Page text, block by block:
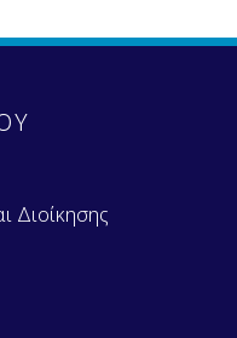
Διοίκησης